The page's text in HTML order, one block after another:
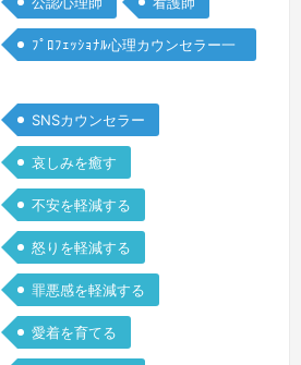
私は父の病気に気付けなかった自分を責
め、後悔…
続きを見る »
ﾌﾟﾛﾌｪｯｼｮﾅﾙ心理カウンセラー一
SNSカウンセラー
哀しみを癒す
不安を軽減する
怒りを軽減する
罪悪感を軽減する
愛着を育てる